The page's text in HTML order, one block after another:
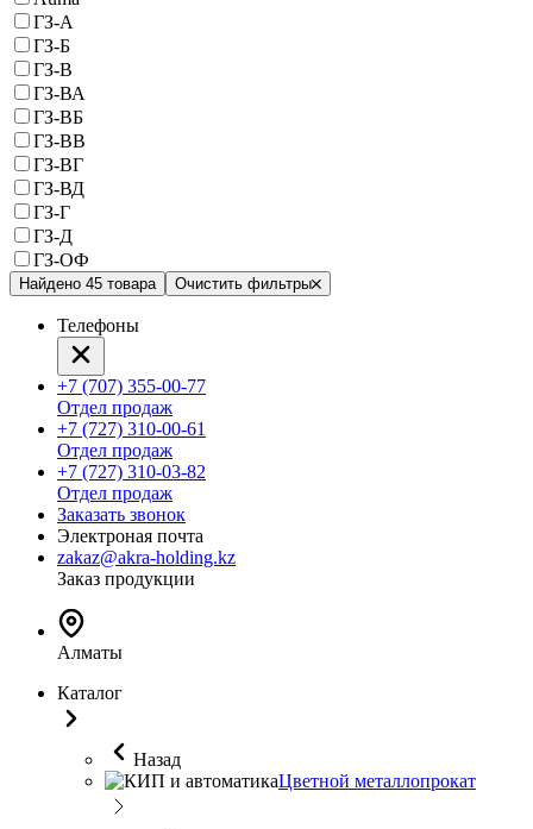
ГЗ-А
ГЗ-Б
ГЗ-В
ГЗ-ВА
ГЗ-ВБ
ГЗ-ВВ
ГЗ-ВГ
ГЗ-ВД
ГЗ-Г
ГЗ-Д
ГЗ-ОФ
Найдено 45 товара Очистить фильтры
Телефоны
+7 (707) 355-00-77
Отдел продаж
+7 (727) 310-00-61
Отдел продаж
+7 (727) 310-03-82
Отдел продаж
Заказать звонок
Электроная почта
zakaz@akra-holding.kz
Заказ продукции
Алматы
Каталог
Назад
Цветной металлопрокат